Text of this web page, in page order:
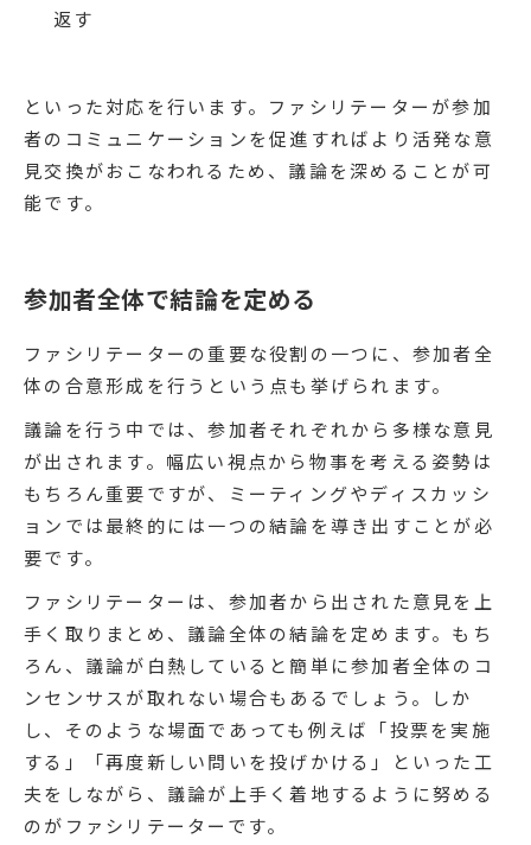
返す
といった対応を行います。ファシリテーターが参加
者のコミュニケーションを促進すればより活発な意
見交換がおこなわれるため、議論を深めることが可
能です。
参加者全体で結論を定める
ファシリテーターの重要な役割の一つに、参加者全
体の合意形成を行うという点も挙げられます。
議論を行う中では、参加者それぞれから多様な意見
が出されます。幅広い視点から物事を考える姿勢は
もちろん重要ですが、ミーティングやディスカッシ
ョンでは最終的には一つの結論を導き出すことが必
要です。
ファシリテーターは、参加者から出された意見を上
手く取りまとめ、議論全体の結論を定めます。もち
ろん、議論が白熱していると簡単に参加者全体のコ
ンセンサスが取れない場合もあるでしょう。しか
し、そのような場面であっても例えば「投票を実施
する」「再度新しい問いを投げかける」といった工
夫をしながら、議論が上手く着地するように努める
のがファシリテーターです。